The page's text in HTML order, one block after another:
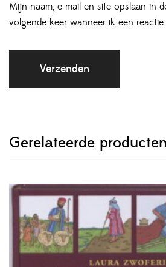
Mijn naam, e-mail en site opslaan in
volgende keer wanneer ik een reactie
Gerelateerde producten